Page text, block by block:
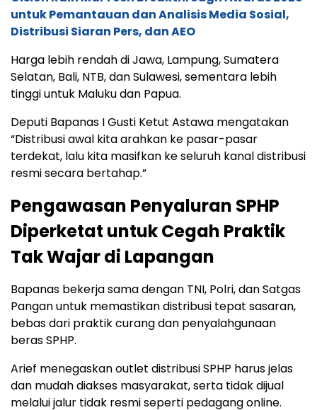
untuk Pemantauan dan Analisis Media Sosial,
Distribusi Siaran Pers, dan AEO
Harga lebih rendah di Jawa, Lampung, Sumatera
Selatan, Bali, NTB, dan Sulawesi, sementara lebih
tinggi untuk Maluku dan Papua.
Deputi Bapanas I Gusti Ketut Astawa mengatakan
“Distribusi awal kita arahkan ke pasar-pasar
terdekat, lalu kita masifkan ke seluruh kanal distribusi
resmi secara bertahap.”
Pengawasan Penyaluran SPHP
Diperketat untuk Cegah Praktik
Tak Wajar di Lapangan
Bapanas bekerja sama dengan TNI, Polri, dan Satgas
Pangan untuk memastikan distribusi tepat sasaran,
bebas dari praktik curang dan penyalahgunaan
beras SPHP.
Arief menegaskan outlet distribusi SPHP harus jelas
dan mudah diakses masyarakat, serta tidak dijual
melalui jalur tidak resmi seperti pedagang online.